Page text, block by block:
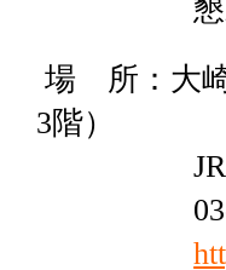
懇親
場 所：大
3階）
JR